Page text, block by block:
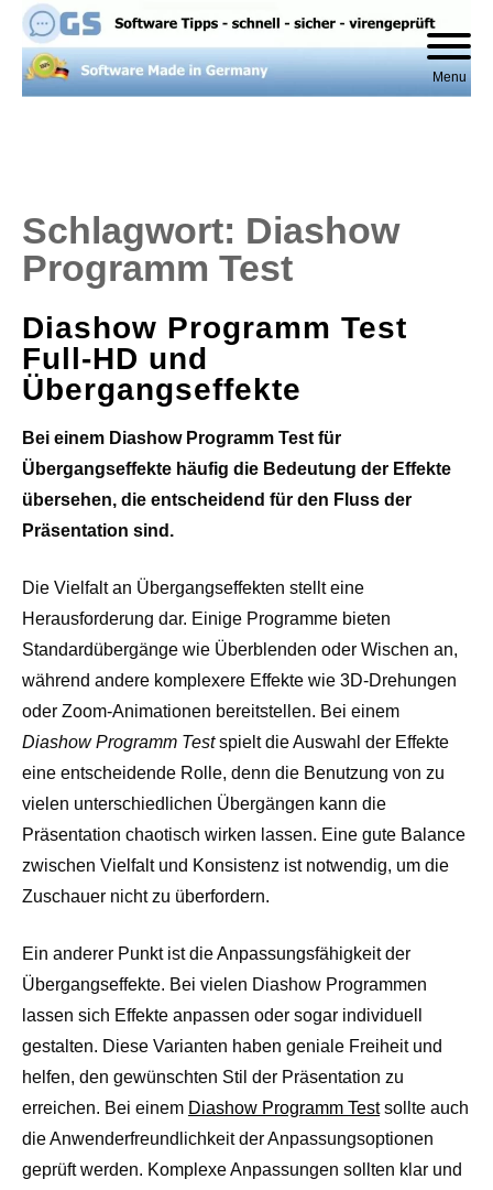
Skip
to
content
Menu
Schlagwort: Diashow
Programm Test
Diashow Programm Test
Full-HD und
Übergangseffekte
Bei einem Diashow Programm Test für
Übergangseffekte häufig die Bedeutung der Effekte
übersehen, die entscheidend für den Fluss der
Präsentation sind.
Die Vielfalt an Übergangseffekten stellt eine
Herausforderung dar. Einige Programme bieten
Standardübergänge wie Überblenden oder Wischen an,
während andere komplexere Effekte wie 3D-Drehungen
oder Zoom-Animationen bereitstellen. Bei einem
Diashow Programm Testspielt die Auswahl der Effekte
eine entscheidende Rolle, denn die Benutzung von zu
vielen unterschiedlichen Übergängen kann die
Präsentation chaotisch wirken lassen. Eine gute Balance
zwischen Vielfalt und Konsistenz ist notwendig, um die
Zuschauer nicht zu überfordern.
Ein anderer Punkt ist die Anpassungsfähigkeit der
Übergangseffekte. Bei vielen Diashow Programmen
lassen sich Effekte anpassen oder sogar individuell
gestalten. Diese Varianten haben geniale Freiheit und
helfen, den gewünschten Stil der Präsentation zu
erreichen. Bei einem Diashow Programm Testsollte auch
die Anwenderfreundlichkeit der Anpassungsoptionen
geprüft werden. Komplexe Anpassungen sollten klar und